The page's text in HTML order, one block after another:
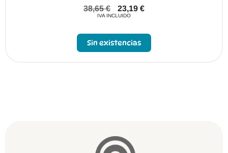
38,65€ 23,19 €
IVA INCLUIDO
Sin existencias